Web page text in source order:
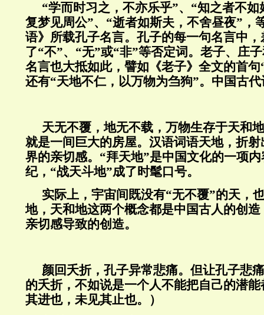
“学而时习之，不亦乐乎”、“知之者不
复梦见周公”、“逝者如斯夫，不舍昼夜”，
语》所载孔子名言。孔子的每一句名言中
了“不”、“无”或“非”等否定词。老子、庄
名言也大抵如此，譬如《老子》全文的首
还有“天地不仁，以万物为刍狗”。中国古
天无不覆，地无不载，万物生存于天和
就是一间巨大的房屋。汉语词语天地，折
界的亲切感。“拜天地”是中国文化的一项
纪，“战天斗地”成了时髦口号。
实际上，宇宙间既没有“无不覆”的天，
地，天和地这两个概念都是中国古人的创
亲切感导致的创造。
颜回夭折，孔子异常悲痛。但让孔子悲
的夭折，不如说是一个人不能把自己的潜
其进也，未见其止也。）